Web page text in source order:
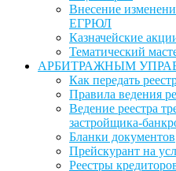
Внесение
ЕГРЮЛ
Казначейские
Тематический
АРБИТРАЖНЫМ
Как передать
Правила ведения
Ведение реестра
застройщика-
Бланки документов
Прейскурант на
Реестры